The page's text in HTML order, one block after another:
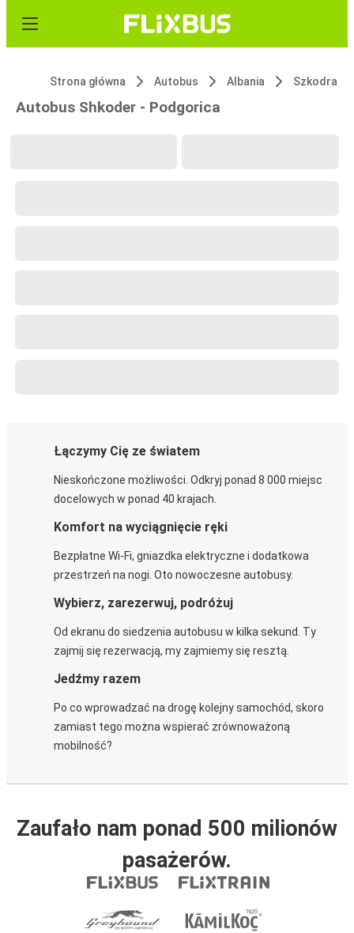
Strona główna Autobus Albania Szkodra
Autobus Shkoder - Podgorica
Łączymy Cię ze światem
Nieskończone możliwości. Odkryj ponad 8 000 miejsc
docelowych w ponad 40 krajach.
Komfort na wyciągnięcie ręki
Bezpłatne Wi-Fi, gniazdka elektryczne i dodatkowa
przestrzeń na nogi. Oto nowoczesne autobusy.
Wybierz, zarezerwuj, podróżuj
Od ekranu do siedzenia autobusu w kilka sekund. Ty
zajmij się rezerwacją, my zajmiemy się resztą.
Jedźmy razem
Po co wprowadzać na drogę kolejny samochód, skoro
zamiast tego można wspierać zrównoważoną
mobilność?
Zaufało nam ponad 500 milionów
pasażerów.